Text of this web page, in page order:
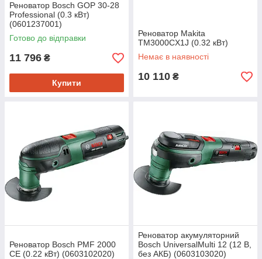
Реноватор Bosch GOP 30-28
Professional (0.3 кВт)
(0601237001)
Готово до відправки
11 796 ₴
Купити
Реноватор Makita
TM3000CX1J (0.32 кВт)
Немає в наявності
10 110 ₴
Реноватор Bosch PMF 2000
CE (0.22 кВт) (0603102020)
Реноватор акумуляторний
Bosch UniversalMulti 12 (12 В,
без АКБ) (0603103020)